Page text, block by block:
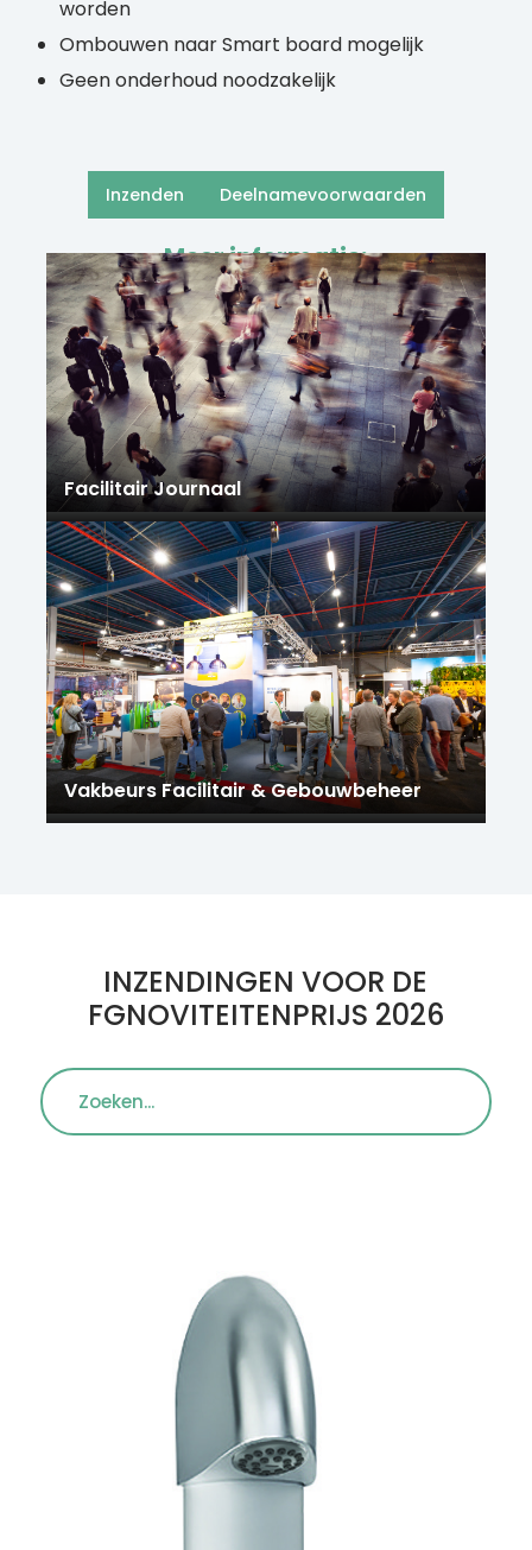
worden
Ombouwen naar Smart board mogelijk
Geen onderhoud noodzakelijk
Inzenden Deelnamevoorwaarden
Meer informatie:
Facilitair Journaal
Vakbeurs Facilitair & Gebouwbeheer
INZENDINGEN VOOR DE
FGNOVITEITENPRIJS 2026